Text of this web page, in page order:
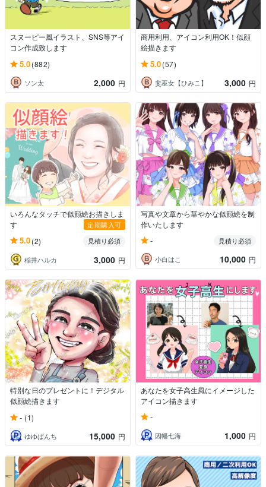
スヌーピー風イラスト、SNS等アイ
コン作成致します
5.0(882)
ソン太 2,000 円
商用利用、アイコン利用OK！似顔
絵描きます
5.0(57)
斐巫女【ひみこ】 3,000 円
いろんなタッチで似顔絵お描きしま
す
定期購入可
5.0(2)
見積り必須
稲井ハルカ
3,000 円
写真や文章から華やかな似顔絵を制
作いたします
-
見積り必須
小白はこ
10,000 円
特別な日のプレゼントに！デジタル
似顔絵描きます
- (1)
ゆゆぱんち 15,000 円
あなたを女子高生風にイメージした
アイコン描きます
-
因幡七海 1,000 円